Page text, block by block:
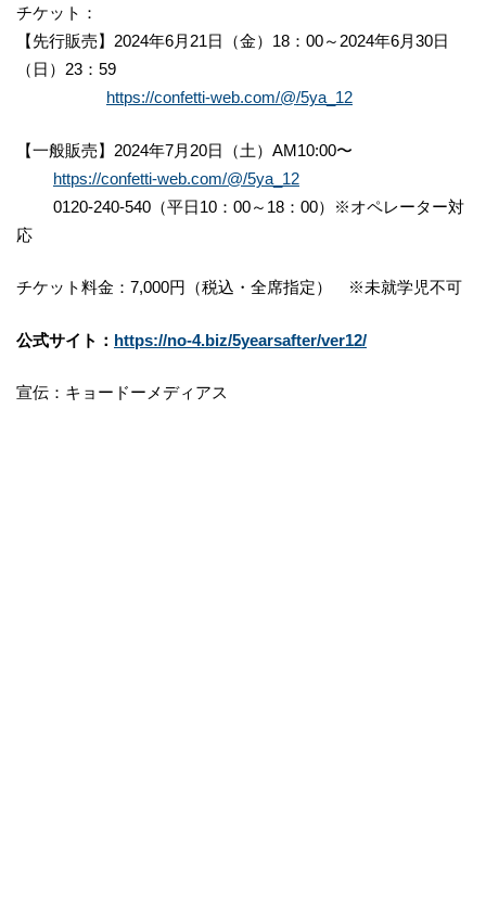
チケット：
【先行販売】2024年6月21日（金）18：00～2024年6月30日
（日）23：59
https://confetti-web.com/@/5ya_12
【一般販売】2024年7月20日（土）AM10:00〜
https://confetti-web.com/@/5ya_12
0120-240-540（平日10：00～18：00）※オペレーター対
応
チケット料金：7,000円（税込・全席指定） ※未就学児不可
公式サイト： https://no-4.biz/5yearsafter/ver12/
宣伝：キョードーメディアス